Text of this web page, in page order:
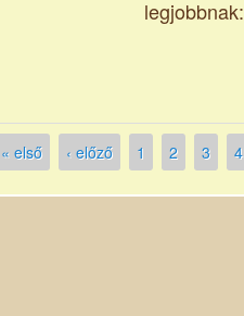
legjobbnak:
kapcsolatosan
« első ‹ előző 1 2 3 4